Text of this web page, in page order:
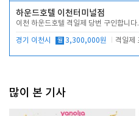
하운드호텔 이천터미널점
이천 하운드호텔 격일제 당번 구인합니다.
경기 이천시 월 3,300,000원
많이 본 기사